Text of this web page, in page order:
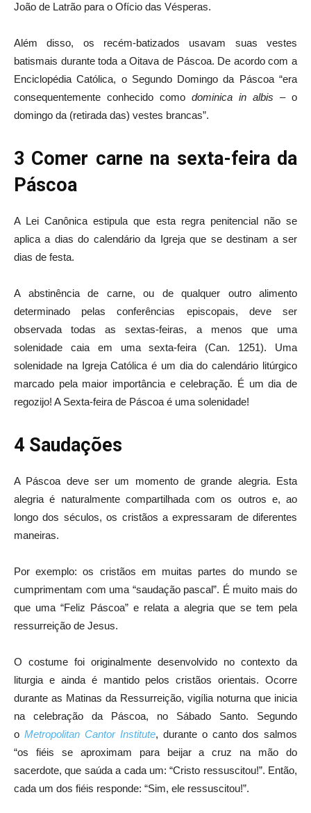
João de Latrão para o Ofício das Vésperas.
Além disso, os recém-batizados usavam suas vestes
batismais durante toda a Oitava de Páscoa. De acordo com a
Enciclopédia Católica, o Segundo Domingo da Páscoa “era
consequentemente conhecido como dominica in albis –o
domingo da (retirada das) vestes brancas”.
3 Comer carne na sexta-feira da
Páscoa
A Lei Canônica estipula que esta regra penitencial não se
aplica a dias do calendário da Igreja que se destinam a ser
dias de festa.
A abstinência de carne, ou de qualquer outro alimento
determinado pelas conferências episcopais, deve ser
observada todas as sextas-feiras, a menos que uma
solenidade caia em uma sexta-feira (Can. 1251). Uma
solenidade na Igreja Católica é um dia do calendário litúrgico
marcado pela maior importância e celebração. É um dia de
regozijo! A Sexta-feira de Páscoa é uma solenidade!
4 Saudações
A Páscoa deve ser um momento de grande alegria. Esta
alegria é naturalmente compartilhada com os outros e, ao
longo dos séculos, os cristãos a expressaram de diferentes
maneiras.
Por exemplo: os cristãos em muitas partes do mundo se
cumprimentam com uma “saudação pascal”. É muito mais do
que uma “Feliz Páscoa” e relata a alegria que se tem pela
ressurreição de Jesus.
O costume foi originalmente desenvolvido no contexto da
liturgia e ainda é mantido pelos cristãos orientais. Ocorre
durante as Matinas da Ressurreição, vigília noturna que inicia
na celebração da Páscoa, no Sábado Santo. Segundo
o Metropolitan Cantor Institute, durante o canto dos salmos
“os fiéis se aproximam para beijar a cruz na mão do
sacerdote, que saúda a cada um: “Cristo ressuscitou!”. Então,
cada um dos fiéis responde: “Sim, ele ressuscitou!”.